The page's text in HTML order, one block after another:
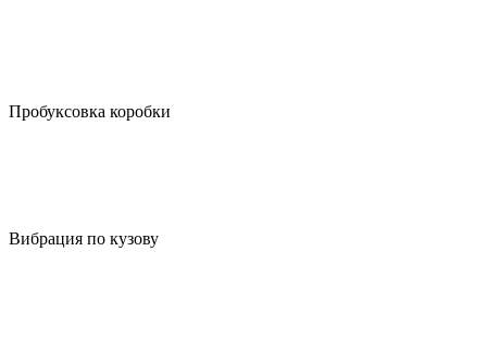
Пробуксовка коробки
Вибрация по кузову